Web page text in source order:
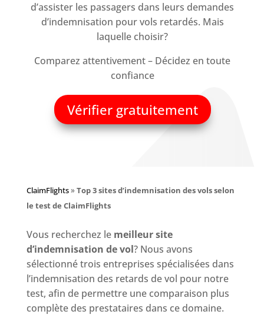
d’assister les passagers dans leurs demandes
d’indemnisation pour vols retardés. Mais
laquelle choisir?
Comparez attentivement – Décidez en toute
confiance
Vérifier gratuitement
ClaimFlights» Top 3 sites d’indemnisation des vols selon
le test de ClaimFlights
Vous recherchez le meilleur site
d’indemnisation de vol? Nous avons
sélectionné trois entreprises spécialisées dans
l’indemnisation des retards de vol pour notre
test, afin de permettre une comparaison plus
complète des prestataires dans ce domaine.